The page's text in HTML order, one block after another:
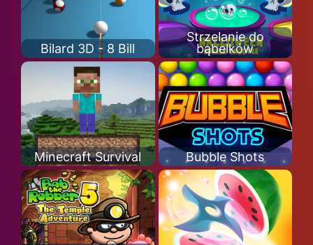
Bilard 3D - 8 Bill
Strzelanie do
bąbelków
Minecraft Survival Bubble Shots